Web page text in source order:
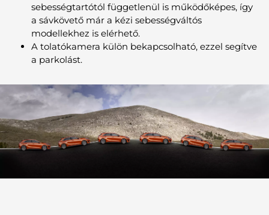
sebességtartótól függetlenül is működőképes, így
a sávkövető már a kézi sebességváltós
modellekhez is elérhető.
A tolatókamera külön bekapcsolható, ezzel segítve
a parkolást.